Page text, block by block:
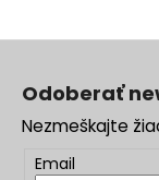
Odoberať
Nezmeškajte
Email